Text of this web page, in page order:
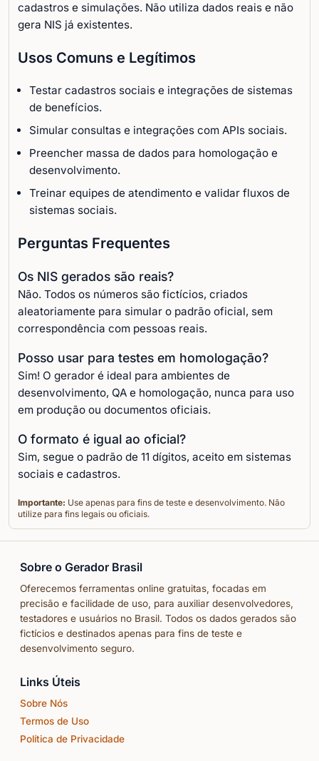
cadastros e simulações. Não utiliza dados reais e não
gera NIS já existentes.
Usos Comuns e Legítimos
Testar cadastros sociais e integrações de sistemas
de benefícios.
Simular consultas e integrações com APIs sociais.
Preencher massa de dados para homologação e
desenvolvimento.
Treinar equipes de atendimento e validar fluxos de
sistemas sociais.
Perguntas Frequentes
Os NIS gerados são reais?
Não. Todos os números são fictícios, criados
aleatoriamente para simular o padrão oficial, sem
correspondência com pessoas reais.
Posso usar para testes em homologação?
Sim! O gerador é ideal para ambientes de
desenvolvimento, QA e homologação, nunca para uso
em produção ou documentos oficiais.
O formato é igual ao oficial?
Sim, segue o padrão de 11 dígitos, aceito em sistemas
sociais e cadastros.
Importante: Use apenas para fins de teste e desenvolvimento. Não
utilize para fins legais ou oficiais.
Sobre o Gerador Brasil
Oferecemos ferramentas online gratuitas, focadas em
precisão e facilidade de uso, para auxiliar desenvolvedores,
testadores e usuários no Brasil. Todos os dados gerados são
fictícios e destinados apenas para fins de teste e
desenvolvimento seguro.
Links Úteis
Sobre Nós
Termos de Uso
Política de Privacidade